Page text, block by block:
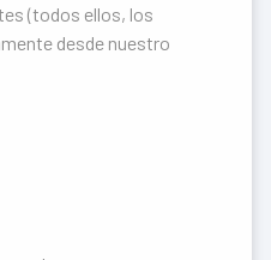
(todos ellos, los
desde nuestro